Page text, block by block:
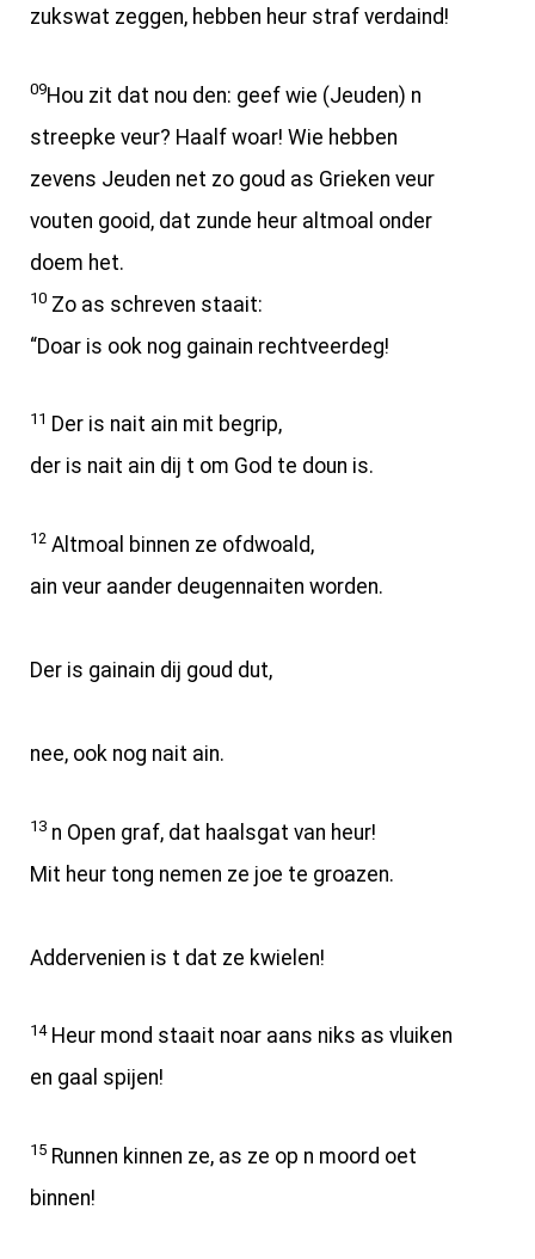
zukswat zeggen, hebben heur straf verdaind!
09Hou zit dat nou den: geef wie (Jeuden) n
streepke veur? Haalf woar! Wie hebben
zevens Jeuden net zo goud as Grieken veur
vouten gooid, dat zunde heur altmoal onder
doem het.
10 Zo as schreven staait:
“Doar is ook nog gainain rechtveerdeg!
11 Der is nait ain mit begrip,
der is nait ain dij t om God te doun is.
12 Altmoal binnen ze ofdwoald,
ain veur aander deugennaiten worden.
Der is gainain dij goud dut,
nee, ook nog nait ain.
13 n Open graf, dat haalsgat van heur!
Mit heur tong nemen ze joe te groazen.
Addervenien is t dat ze kwielen!
14Heur mond staait noar aans niks as vluiken
en gaal spijen!
15 Runnen kinnen ze, as ze op n moord oet
binnen!